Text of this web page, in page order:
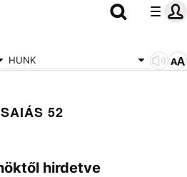
HUNK
52
hirdetve